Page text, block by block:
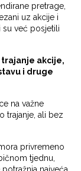
pretrage,
uz akcije i
su već posjetili
akcije,
i druge
na važne
trajanje, ali bez
privremeno
tjednu,